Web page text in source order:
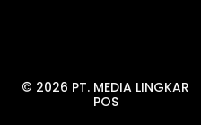
© 2026 PT. MEDIA LINGKAR
POS